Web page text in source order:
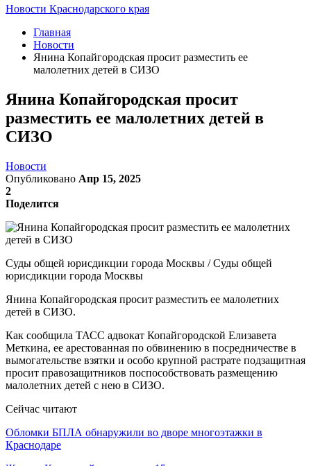
Новости Краснодарского края
Главная
Новости
Янина Копайгородская просит разместить ее
малолетних детей в СИЗО
Янина Копайгородская просит
разместить ее малолетних детей в
СИЗО
Новости
Опубликовано Апр 15, 2025
2
Поделится
Суды общей юрисдикции города Москвы / Суды общей
юрисдикции города Москвы
Янина Копайгородская просит разместить ее малолетних
детей в СИЗО.
Как сообщила ТАСС адвокат Копайгородской Елизавета
Меткина, ее арестованная по обвинению в посредничестве в
вымогательстве взятки и особо крупной растрате подзащитная
просит правозащитников поспособствовать размещению
малолетних детей с нею в СИЗО.
Сейчас читают
Обломки БПЛА обнаружили во дворе многоэтажки в
Краснодаре